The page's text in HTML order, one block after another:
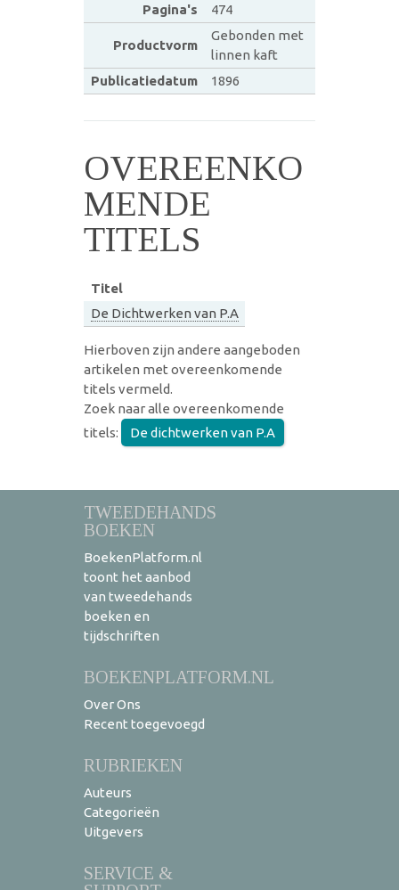
Pagina's
474
Productvorm
Gebonden met
linnen kaft
Publicatiedatum
1896
OVEREENKO
MENDE
TITELS
Titel
De Dichtwerken van P.A
Hierboven zijn andere aangeboden
artikelen met overeenkomende
titels vermeld.
Zoek naar alle overeenkomende
titels:
De dichtwerken van P.A
TWEEDEHANDS
BOEKEN
BoekenPlatform.nl
toont het aanbod
van tweedehands
boeken en
tijdschriften
BOEKENPLATFORM.NL
Over Ons
Recent toegevoegd
RUBRIEKEN
Auteurs
Categorieën
Uitgevers
SERVICE &